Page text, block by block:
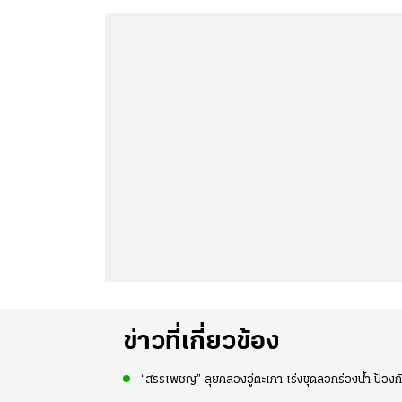
ข่าวที่เกี่ยวข้อง
“สรรเพชญ” ลุยคลองอู่ตะเภา เร่งขุดลอกร่องน้ำ ป้อง